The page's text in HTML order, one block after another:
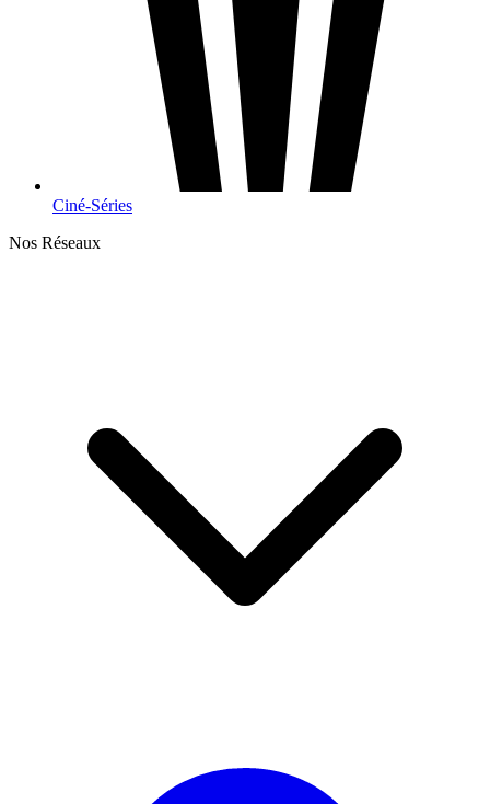
Ciné-Séries
Nos Réseaux